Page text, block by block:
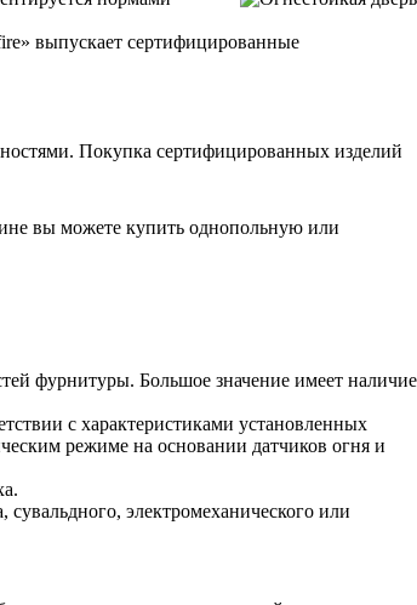
выпускает сертифицированные
Покупка сертифицированных изделий
вы можете купить однопольную или
фурнитуры. Большое значение имеет наличие
с характеристиками установленных
режиме на основании датчиков огня и
электромеханического или